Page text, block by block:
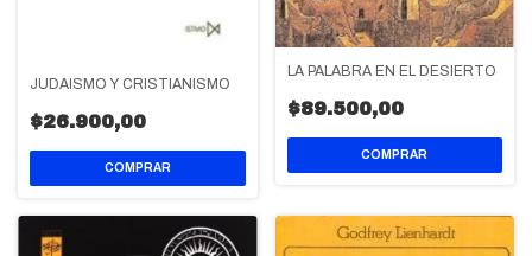
JUDAISMO Y CRISTIANISMO
$26.900,00
LA PALABRA EN EL DESIERTO
$89.500,00